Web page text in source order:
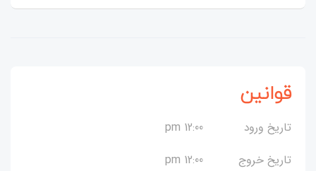
قوانین
تاریخ ورود
12:00 pm
تاریخ خروج
12:00 pm